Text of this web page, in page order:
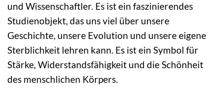
und Wissenschaftler. Es ist ein faszinierendes
Studienobjekt, das uns viel über unsere
Geschichte, unsere Evolution und unsere eigene
Sterblichkeit lehren kann. Es ist ein Symbol für
Stärke, Widerstandsfähigkeit und die Schönheit
des menschlichen Körpers.